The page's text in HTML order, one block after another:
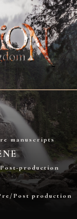
manuscripts
Post-production
Post production